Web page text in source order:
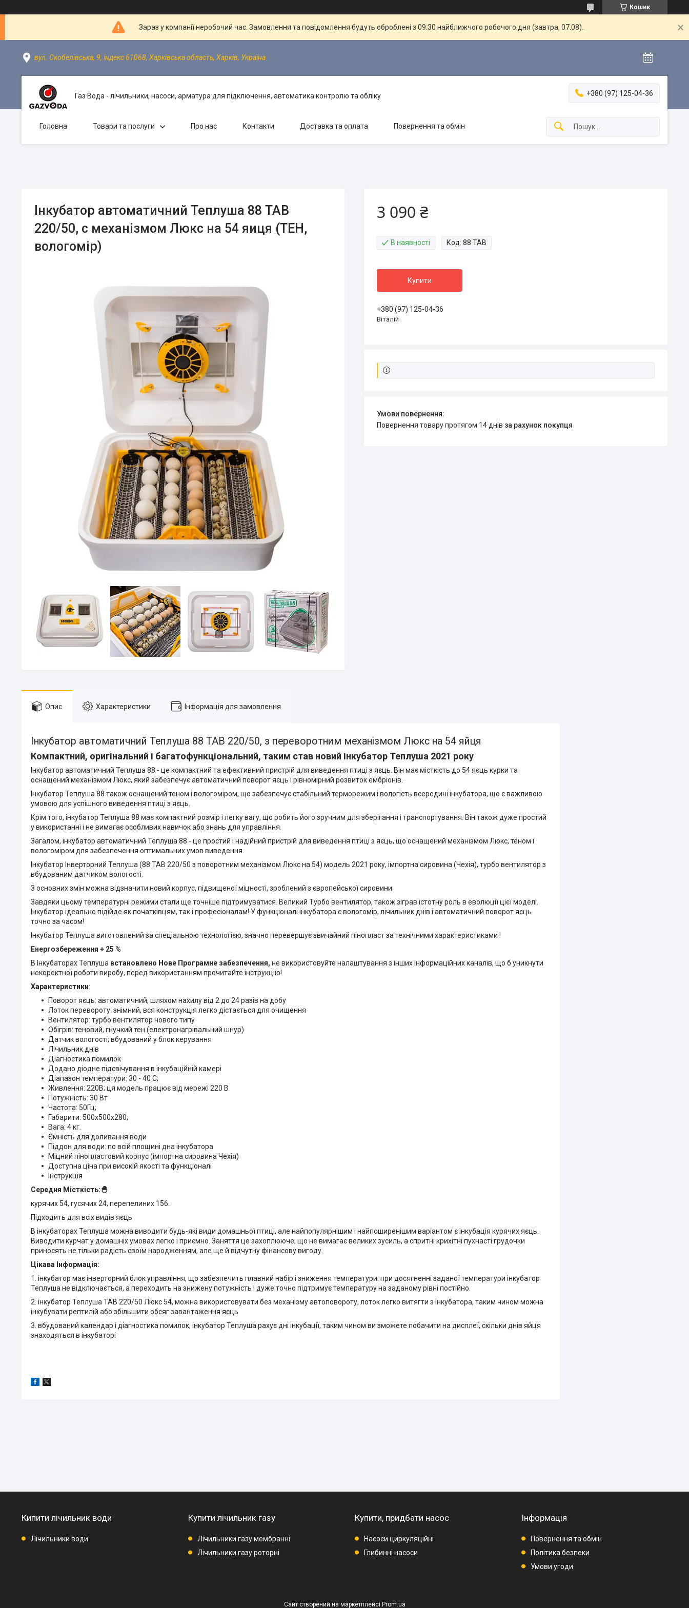
Кошик
Зараз у компанії неробочий час. Замовлення та повідомлення будуть оброблені з 09:30 найближчого робочого дня (завтра, 07.08).
вул. Скобелівська, 9, індекс 61068, Харківська область, Харків, Україна
Газ Вода - лічильники, насоси, арматура для підключення, автоматика контролю та обліку +380 (97) 125-04-36
Головна Товари та послуги Про нас Контакти Доставка та оплата Повернення та обмін
Інкубатор автоматичний Теплуша 88 ТАВ
220/50, с механізмом Люкс на 54 яиця (ТЕН,
вологомір)
3 090 ₴
В наявності Код: 88 ТАВ
Купити
+380 (97) 125-04-36
Віталій
повернення товару протягом 14 днів за рахунок покупця
Опис Характеристики Інформація для замовлення
Інкубатор автоматичний Теплуша 88 ТАВ 220/50, з переворотним механізмом Люкс на 54 яйця
Компактний, оригінальний і багатофункціональний, таким став новий інкубатор Теплуша 2021 року
Інкубатор автоматичний Теплуша 88 - це компактний та ефективний пристрій для виведення птиці з яєць. Він має місткість до 54 яєць курки та
оснащений механізмом Люкс, який забезпечує автоматичний поворот яєць і рівномірний розвиток ембріонів.
Інкубатор Теплуша 88 також оснащений теном і вологоміром, що забезпечує стабільний терморежим і вологість всередині інкубатора, що є важливою
умовою для успішного виведення птиці з яєць.
Крім того, інкубатор Теплуша 88 має компактний розмір і легку вагу, що робить його зручним для зберігання і транспортування. Він також дуже простий
у використанні і не вимагає особливих навичок або знань для управління.
Загалом, інкубатор автоматичний Теплуша 88 - це простий і надійний пристрій для виведення птиці з яєць, що оснащений механізмом Люкс, теном і
вологоміром для забезпечення оптимальних умов виведення.
Інкубатор Інверторний Теплуша (88 ТАВ 220/50 з поворотним механізмом Люкс на 54) модель 2021 року, імпортна сировина (Чехія), турбо вентилятор з
вбудованим датчиком вологості.
З основних змін можна відзначити новий корпус, підвищеної міцності, зроблений з європейської сировини
Завдяки цьому температурні режими стали ще точніше підтримуватися. Великий Турбо вентилятор, також зіграв істотну роль в еволюції цієї моделі.
Інкубатор ідеально підійде як початківцям, так і професіоналам! У функціоналі інкубатора є вологомір, лічильник днів і автоматичний поворот яєць
точно за часом!
Інкубатор Теплуша виготовлений за спеціальною технологією, значно перевершує звичайний пінопласт за технічними характеристиками !
Енергозбереження + 25 %
В Інкубаторах Теплуша встановлено Нове Програмне забезпечення, не використовуйте налаштування з інших інформаційних каналів, що б уникнути
некоректної роботи виробу, перед використанням прочитайте інструкцію!
Характеристики:
Поворот яєць: автоматичний, шляхом нахилу від 2 до 24 разів на добу
Лоток перевороту: знімний, вся конструкція легко дістається для очищення
Вентилятор: турбо вентилятор нового типу
Обігрів: теновий, гнучкий тен (електронагрівальний шнур)
Датчик вологості; вбудований у блок керування
Лічильник днів
Діагностика помилок
Додано діодне підсвічування в інкубаційній камері
Діапазон температури: 30 - 40 С;
Живлення: 220В; ця модель працює від мережі 220 В
Потужність: 30 Вт
Частота: 50Гц;
Габарити: 500х500х280;
Вага: 4 кг.
Ємність для доливання води
Піддон для води: по всій площині дна інкубатора
Міцний пінопластовий корпус (імпортна сировина Чехія)
Доступна ціна при високій якості та функціоналі
Інструкція
Середня Місткість:🐣
курячих 54, гусячих 24, перепелиних 156.
Підходить для всіх видів яєць
В інкубаторах Теплуша можна виводити будь-які види домашньої птиці, але найпопулярнішим і найпоширенішим варіантом є інкубація курячих яєць.
Виводити курчат у домашніх умовах легко і приємно. Заняття це захоплююче, що не вимагає великих зусиль, а спритні крихітні пухнасті грудочки
приносять не тільки радість своїм народженням, але ще й відчутну фінансову вигоду.
Цікава Інформація:
1. інкубатор має інверторний блок управління, що забезпечить плавний набір і зниження температури: при досягненні заданої температури інкубатор
Теплуша не відключається, а переходить на знижену потужність і дуже точно підтримує температуру на заданому рівні постійно.
2. інкубатор Теплуша ТАВ 220/50 Люкс 54, можна використовувати без механізму автоповороту, лоток легко витягти з інкубатора, таким чином можна
інкубувати рептилій або збільшити обсяг завантаження яєць
3. вбудований календар і діагностика помилок, інкубатор Теплуша рахує дні інкубації, таким чином ви зможете побачити на дисплеї, скільки днів яйця
знаходяться в інкубаторі
Кипити лічильник води
Лічильники води
Купити лічильник газу
Лічильники газу мембранні
Лічильники газу роторні
Купити, придбати насос
Насоси циркуляційні
Глибинні насоси
Інформація
Повернення та обмін
Політика безпеки
Умови угоди
Сайт створений на маркетплейсі Prom.ua